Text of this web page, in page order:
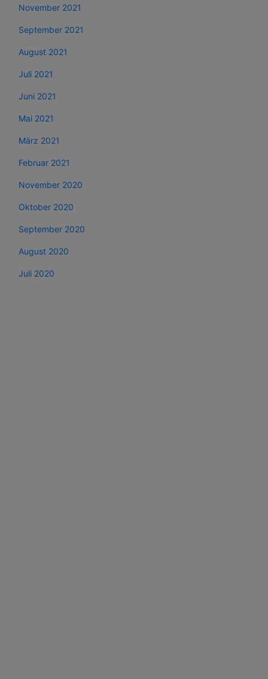
November 2021
September 2021
August 2021
Juli 2021
Juni 2021
Mai 2021
März 2021
Februar 2021
November 2020
Oktober 2020
September 2020
August 2020
Juli 2020